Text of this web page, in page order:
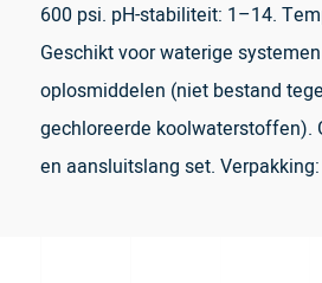
600 psi. pH-stabiliteit: 1–14.
Geschikt voor waterige
oplosmiddelen (niet bestand
gechloreerde koolwaterstoffen).
en aansluitslang set.